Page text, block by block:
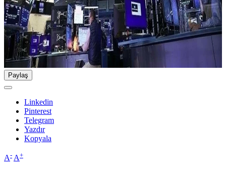
Paylaş
Linkedin
Pinterest
Telegram
Yazdır
Kopyala
A- A+